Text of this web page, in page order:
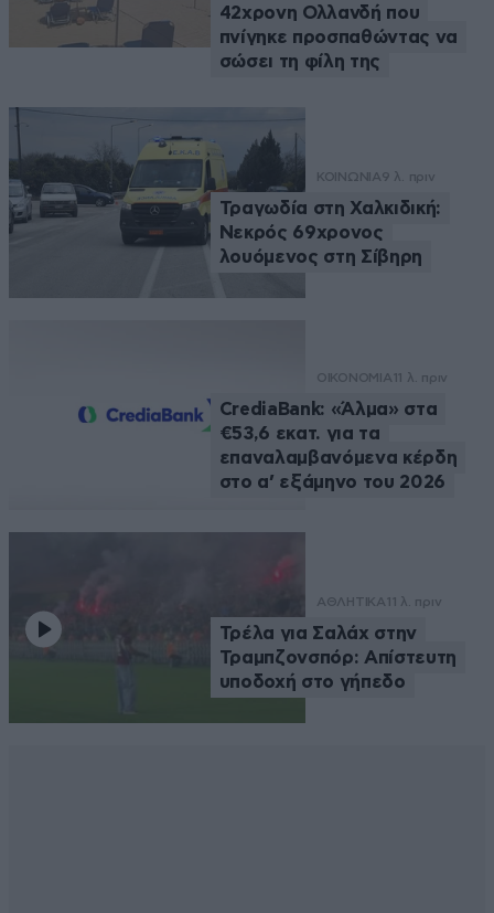
42χρονη Ολλανδή που
πνίγηκε προσπαθώντας να
σώσει τη φίλη της
ΚΟΙΝΩΝΙΑ9 λ. πριν
Τραγωδία στη Χαλκιδική:
Νεκρός 69χρονος
λουόμενος στη Σίβηρη
ΟΙΚΟΝΟΜΙΑ 11 λ. πριν
CrediaBank: «Άλμα» στα
€53,6 εκατ. για τα
επαναλαμβανόμενα κέρδη
στο α’ εξάμηνο του 2026
ΑΘΛΗΤΙΚΑ 11 λ. πριν
Τρέλα για Σαλάχ στην
Τραμπζονσπόρ: Απίστευτη
υποδοχή στο γήπεδο